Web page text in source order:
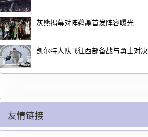
灰熊揭幕对阵鹈鹕首发阵容曝光
凯尔特人队飞往西部备战与勇士对决
友情链接